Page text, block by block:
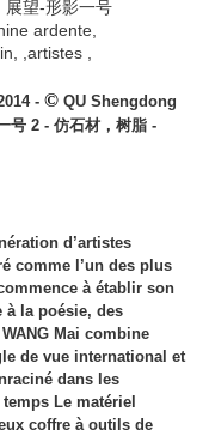
-©QU Shengdong
号 2 - 仿石材，树脂 -
d’artistes
comme l’un des plus
à établir son
à la poésie, des
Mai combine
de vue international et
dans les
Le matériel
coffre à outils de